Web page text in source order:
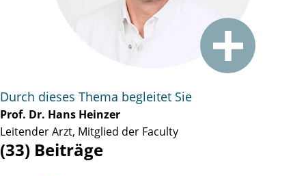
Durch dieses Thema begleitet Sie
Prof. Dr. Hans Heinzer
Leitender Arzt, Mitglied der Faculty
(33) Beiträge